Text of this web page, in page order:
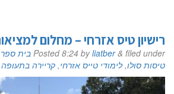
רישיון טיס אזרחי – מחלום
Posted8:24 byliatber & filed under בית
טיסות סולו,לימודי טייס אזרחי, קריירה בתעופה